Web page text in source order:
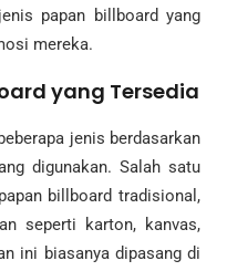
papan billboard yang
mereka.
yang Tersedia
jenis berdasarkan
digunakan. Salah satu
billboard tradisional,
seperti karton, kanvas,
ini biasanya dipasang di